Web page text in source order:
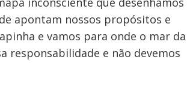
apontam nossos propósitos e
e vamos para onde o mar da
responsabilidade e não devemos